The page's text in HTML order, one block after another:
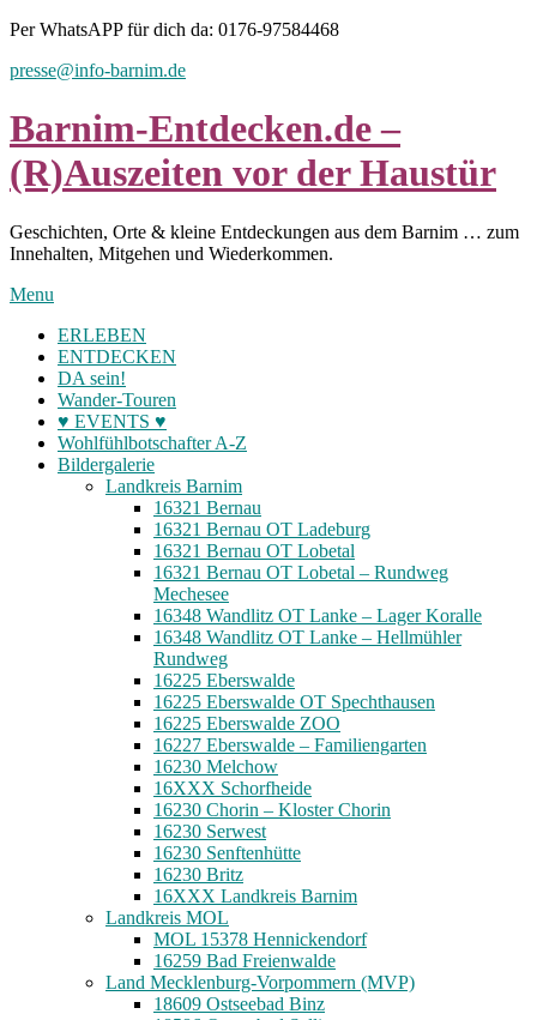
Skip
content
Per WhatsAPP für dich da: 0176-97584468
presse@info-barnim.de
Barnim-Entdecken.de –
(R)Auszeiten vor der Haustür
Geschichten, Orte & kleine Entdeckungen aus dem Barnim … zum
Innehalten, Mitgehen und Wiederkommen.
Menu
ERLEBEN
ENTDECKEN
DA sein!
Wander-Touren
♥ EVENTS ♥
Wohlfühlbotschafter A-Z
Bildergalerie
Landkreis Barnim
16321 Bernau
16321 Bernau OT Ladeburg
16321 Bernau OT Lobetal
16321 Bernau OT Lobetal – Rundweg
Mechesee
16348 Wandlitz OT Lanke – Lager Koralle
16348 Wandlitz OT Lanke – Hellmühler
Rundweg
16225 Eberswalde
16225 Eberswalde OT Spechthausen
16225 Eberswalde ZOO
16227 Eberswalde – Familiengarten
16230 Melchow
16XXX Schorfheide
16230 Chorin – Kloster Chorin
16230 Serwest
16230 Senftenhütte
16230 Britz
16XXX Landkreis Barnim
Landkreis MOL
MOL 15378 Hennickendorf
16259 Bad Freienwalde
Land Mecklenburg-Vorpommern (MVP)
18609 Ostseebad Binz